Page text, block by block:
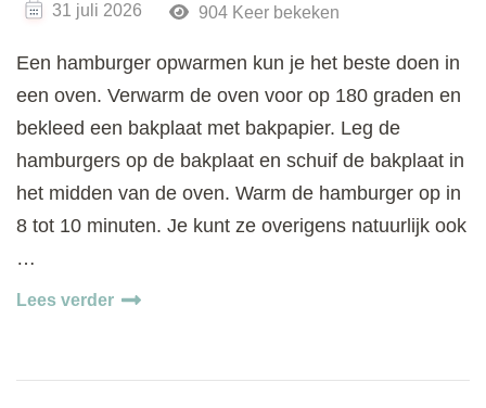
31 juli 2026 904 Keer bekeken
Een hamburger opwarmen kun je het beste doen in
een oven. Verwarm de oven voor op 180 graden en
bekleed een bakplaat met bakpapier. Leg de
hamburgers op de bakplaat en schuif de bakplaat in
het midden van de oven. Warm de hamburger op in
8 tot 10 minuten. Je kunt ze overigens natuurlijk ook
…
Lees verder